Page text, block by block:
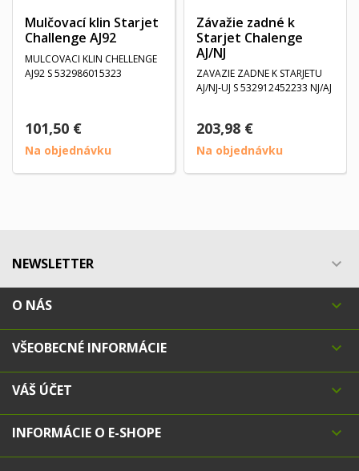
Mulčovací klin Starjet
Challenge AJ92
MULCOVACI KLIN CHELLENGE
AJ92 S 532986015323
101,50 €
Na objednávku
Závažie zadné k
Starjet Chalenge
AJ/NJ
ZAVAZIE ZADNE K STARJETU
AJ/NJ-UJ S 532912452233 NJ/AJ
203,98 €
Na objednávku
NEWSLETTER 
O NÁS 
VŠEOBECNÉ INFORMÁCIE 
VÁŠ ÚČET 
INFORMÁCIE O E-SHOPE 